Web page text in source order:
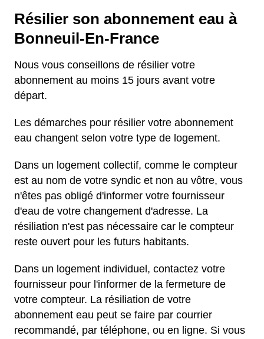
Résilier son abonnement eau à
Bonneuil-En-France
Nous vous conseillons de résilier votre
abonnement au moins 15 jours avant votre
départ.
Les démarches pour résilier votre abonnement
eau changent selon votre type de logement.
Dans un logement collectif, comme le compteur
est au nom de votre syndic et non au vôtre, vous
n'êtes pas obligé d'informer votre fournisseur
d'eau de votre changement d'adresse. La
résiliation n'est pas nécessaire car le compteur
reste ouvert pour les futurs habitants.
Dans un logement individuel, contactez votre
fournisseur pour l'informer de la fermeture de
votre compteur. La résiliation de votre
abonnement eau peut se faire par courrier
recommandé, par téléphone, ou en ligne. Si vous